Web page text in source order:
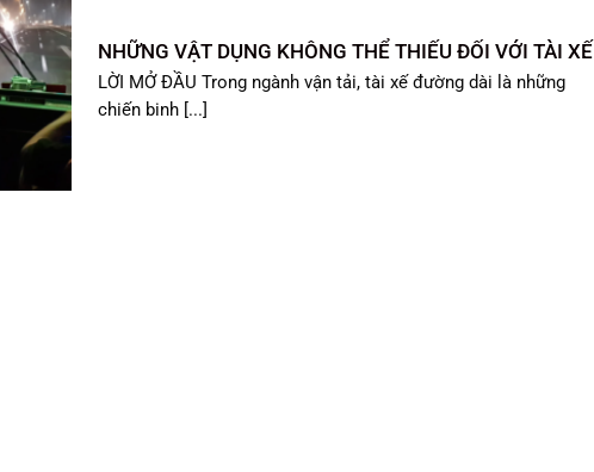
NHỮNG VẬT DỤNG KHÔNG THỂ THIẾU ĐỐI VỚI TÀI XẾ
LỜI MỞ ĐẦU Trong ngành vận tải, tài xế đường dài là những
chiến binh [...]